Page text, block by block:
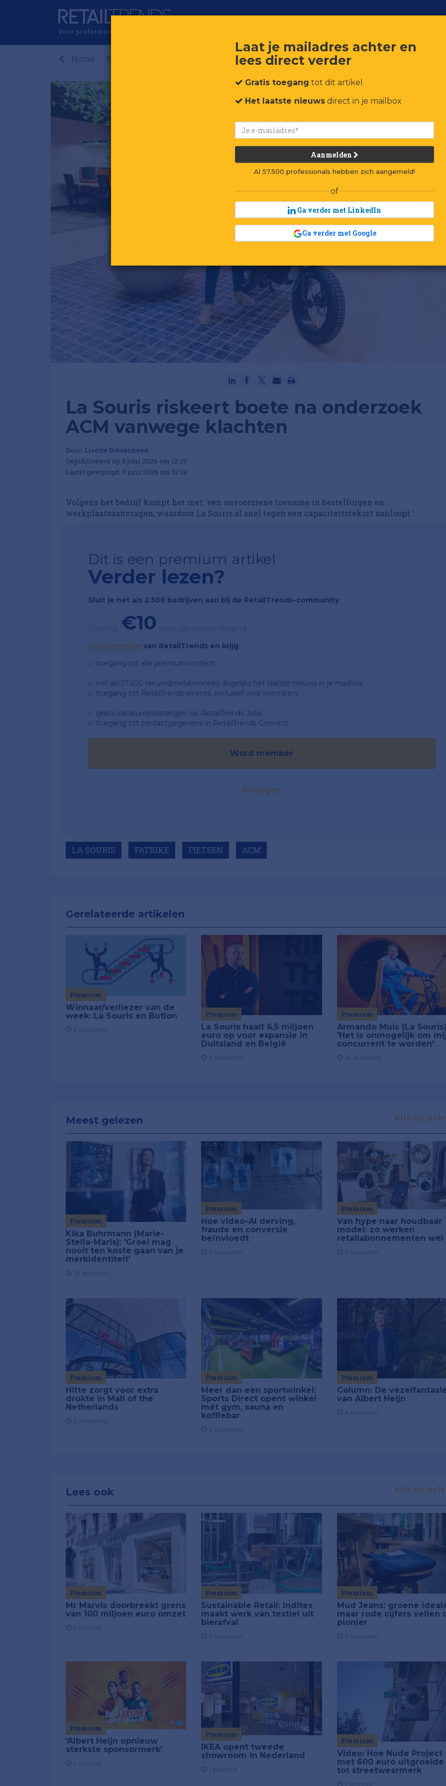
Voor professionals in retail & brands
Home Recent Events Connect Jobs
La Souris riskeert boete na onderzoek
ACM vanwege klachten
Door: Lisette Biesenbeek
Gepubliceerd op 5 juni 2026 om 12:19
Laatst gewijzigd: 5 juni 2026 om 12:19
Volgens het bedrijf kampt het met 'een onvoorziene toename in bestellingen en
werkplaatsaanvragen, waardoor La Souris al snel tegen een capaciteitstekort aanloopt.'
Dit is een premium artikel
Verder lezen?
Sluit je net als 2.500 bedrijven aan bij de RetailTrends-community
€10
Word member van RetailTrends en krijg;
✅ toegang tot alle premiumcontent;
✅ net als 57.500 nieuwsbriefabonnees dagelijks het laatste nieuws in je mailbox;
✅ toegang tot RetailTrends-events, exclusief voor members.
✅ gratis vacatureplaatsingen op RetailTrends Jobs;
✅ toegang tot contactgegevens in RetailTrends Connect.
Word member
Inloggen
LA SOURIS FATBIKE FIETSEN ACM
Gerelateerde artikelen
Premium
Winnaar/verliezer van de
week: La Souris en Butlon
Premium
La Souris haalt 6,5 miljoen
euro op voor expansie in
Duitsland en België
Premium
Armando Muis (La
'Het is onmogelijk om
concurrent te worden'
Meest gelezen Alle
Premium
Kika Buhrmann (Marie-
Stella-Maris): 'Groei mag
nooit ten koste gaan van je
merkidentiteit'
Premium
Hoe video-AI derving,
fraude en conversie
beïnvloedt
Premium
Van hype naar houdbaar
model: zo werken
retailabonnementen wél
Premium
Hitte zorgt voor extra
drukte in Mall of the
Netherlands
Premium
Meer dan een sportwinkel:
Sports Direct opent winkel
mét gym, sauna en
koffiebar
Premium
Column: De
van Albert Heijn
Lees ook Alle
Premium
Mr Marvis doorbreekt grens
van 100 miljoen euro omzet
Premium
Sustainable Retail: Inditex
maakt werk van textiel uit
bierafval
Premium
Mud Jeans: groene
maar rode cijfers vellen
pionier
Premium
'Albert Heijn opnieuw
sterkste sponsormerk'
Premium
IKEA opent tweede
showroom in Nederland
Premium
Video: Hoe Nude Project
met 600 euro uitgroeide
tot streetwearmerk
Laat je mailadres achter en
lees direct verder
Gratis toegang tot dit artikel
Het laatste nieuws direct in je mailbox
Aanmelden
Al 57.500 professionals hebben zich aangemeld!
of
Ga verder met LinkedIn
Ga verder met Google